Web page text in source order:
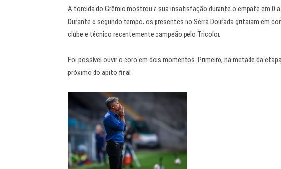
A torcida do Grêmio mostrou a sua insatisfação durante o empate em 0
Durante o segundo tempo, os presentes no Serra Dourada gritaram em
clube e técnico recentemente campeão pelo Tricolor.
Foi possível ouvir o coro em dois momentos. Primeiro, na metade da
próximo do apito final